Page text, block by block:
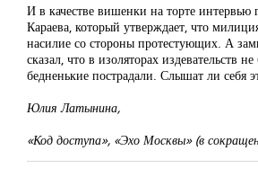
И в качестве вишенки на торте
Караева, который утверждает, что
насилие со стороны протестующих. А
сказал, что в изоляторах издевательств
бедненькие пострадали. Слышат ли себя
Юлия Латынина,
«Код доступа», «Эхо Москвы» (в